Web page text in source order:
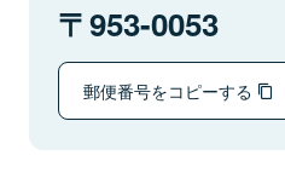
953-0053
郵便番号をコピーする